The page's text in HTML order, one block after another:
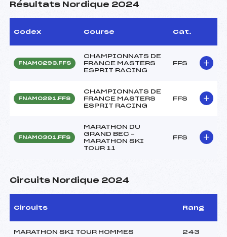
Résultats Nordique 2024
Codex Course Cat.
FNAM0293.FFS
CHAMPIONNATS DE
FRANCE MASTERS
ESPRIT RACING
FFS
FNAM0291.FFS
CHAMPIONNATS DE
FRANCE MASTERS
ESPRIT RACING
FFS
FNAM0301.FFS
MARATHON DU
GRAND BEC –
MARATHON SKI
TOUR 11
FFS
Circuits Nordique 2024
Circuits Rang
MARATHON SKI TOUR HOMMES 243